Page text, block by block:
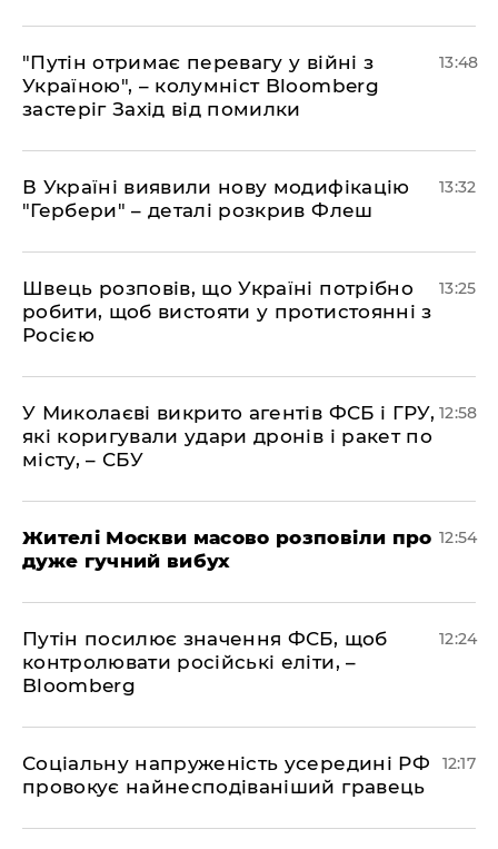
"Путін отримає перевагу у війні з
Україною", – колумніст Bloomberg
застеріг Захід від помилки
13:48
В Україні виявили нову модифікацію
"Гербери" – деталі розкрив Флеш
13:32
Швець розповів, що Україні потрібно
робити, щоб вистояти у протистоянні з
Росією
13:25
У Миколаєві викрито агентів ФСБ і ГРУ,
які коригували удари дронів і ракет по
місту, – СБУ
12:58
Жителі Москви масово розповіли про
дуже гучний вибух
12:54
Путін посилює значення ФСБ, щоб
контролювати російські еліти, –
Bloomberg
12:24
Соціальну напруженість усередині РФ
провокує найнесподіваніший гравець
12:17